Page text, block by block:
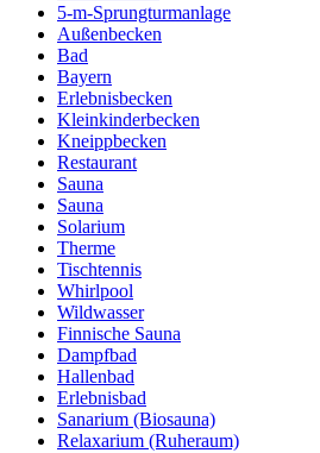
5-m-Sprungturmanlage
Außenbecken
Bad
Bayern
Erlebnisbecken
Kleinkinderbecken
Kneippbecken
Restaurant
Sauna
Sauna
Solarium
Therme
Tischtennis
Whirlpool
Wildwasser
Finnische Sauna
Dampfbad
Hallenbad
Erlebnisbad
Sanarium (Biosauna)
Relaxarium (Ruheraum)